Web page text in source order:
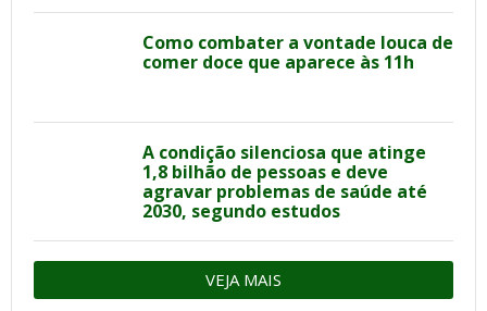
Como combater a vontade louca de
comer doce que aparece às 11h
A condição silenciosa que atinge
1,8 bilhão de pessoas e deve
agravar problemas de saúde até
2030, segundo estudos
VEJA MAIS